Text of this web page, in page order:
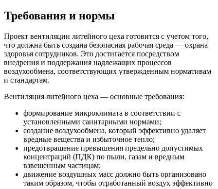
Требования и нормы
Проект вентиляции литейного цеха готовится с учетом того,
что должна быть создана безопасная рабочая среда — охрана
здоровья сотрудников. Это достигается посредством
внедрения и поддержания надлежащих процессов
воздухообмена, соответствующих утвержденным нормативам
и стандартам.
Вентиляция литейного цеха — основные требования:
формирование микроклимата в соответствии с
установленными санитарными нормами;
создание воздухообмена, который эффективно удаляет
вредные вещества и избыточное тепло;
предотвращение превышения предельно допустимых
концентраций (ПДК) по пыли, газам и вредным
взвешенным частицам;
движение воздушных масс должно быть организовано
таким образом, чтобы отработанный воздух эффективно